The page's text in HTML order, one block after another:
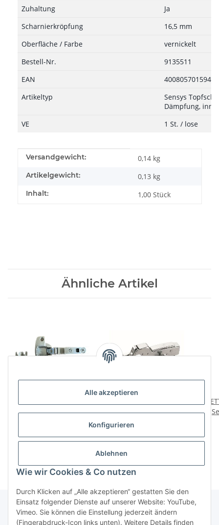
Alle akzeptieren
Konfigurieren
Ablehnen
Wie wir Cookies & Co nutzen
Durch Klicken auf „Alle akzeptieren“ gestatten Sie den
Einsatz folgender Dienste auf unserer Website: YouTube,
Vimeo. Sie können die Einstellung jederzeit ändern
(Fingerabdruck-Icon links unten). Weitere Details finden
Zuhaltung
Ja
Scharnierkröpfung
16,5 mm
Oberfläche / Farbe
vernickelt
Bestell-Nr.
9135511
EAN
4008057015943
Artikeltyp
Sensys
Dämpfung,
VE
1 St. / lose
Produkteigenschaft
Wert
Versandgewicht: 0,14 kg
Artikelgewicht: 0,13 kg
Inhalt: 1,00 Stück
Ähnliche Artikel
Sensys vorliegend,
Sensys innenliegend
vernickelt, 35 mm, 2
19,95 €